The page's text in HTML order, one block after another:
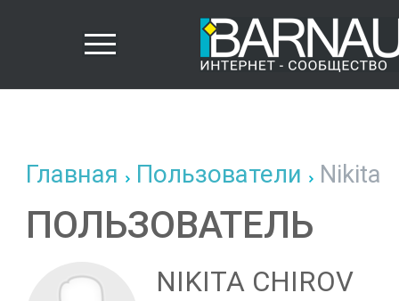
Главная Пользователи Nikita
ПОЛЬЗОВАТЕЛЬ
NIKITA CHIROV